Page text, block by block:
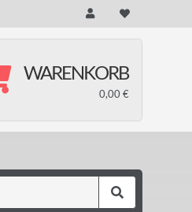
WARENKORB
0,00 €